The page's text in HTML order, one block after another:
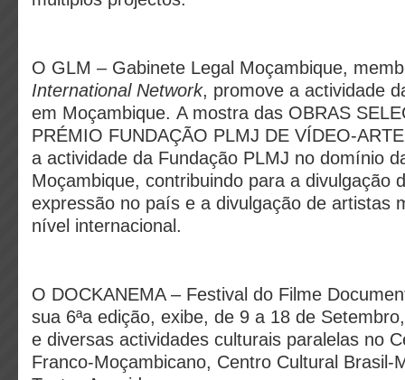
O GLM – Gabinete Legal Moçambique,
International Network, promove a actividade
em Moçambique. A mostra das OBRAS
PRÉMIO FUNDAÇÃO PLMJ DE VÍDEO-
a actividade da Fundação PLMJ no domínio
Moçambique, contribuindo para a divulgação
expressão no país e a divulgação de artistas
nível internacional.
O DOCKANEMA – Festival do Filme
sua 6ªa edição, exibe, de 9 a 18 de
e diversas actividades culturais paralelas no
Franco-Moçambicano, Centro Cultural Brasil-